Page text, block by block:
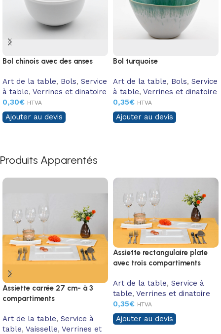
Bol chinois avec des anses
Art de la table, Bols, Service
à table, Verrines et dinatoire
0,30€ HTVA
Ajouter au devis
Bol turquoise
Art de la table, Bols, Service
à table, Verrines et dinatoire
0,35€ HTVA
Ajouter au devis
Produits Apparentés
Assiette carrée 27 cm- à 3
compartiments
Art de la table, Service à
table, Vaisselle, Verrines et
Assiette rectangulaire plate
avec trois compartiments
Art de la table, Service à
table, Verrines et dinatoire
0,35€ HTVA
Ajouter au devis